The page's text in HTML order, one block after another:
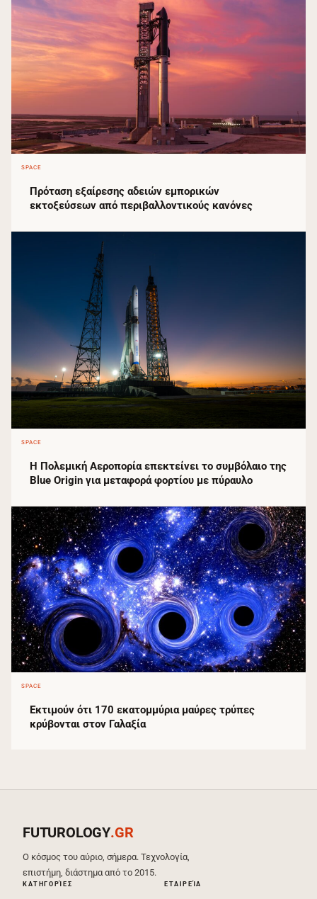
SPACE
Πρόταση εξαίρεσης αδειών εμπορικών
εκτοξεύσεων από περιβαλλοντικούς κανόνες
SPACE
Η Πολεμική Αεροπορία επεκτείνει το συμβόλαιο της
Blue Origin για μεταφορά φορτίου με πύραυλο
SPACE
Εκτιμούν ότι 170 εκατομμύρια μαύρες τρύπες
κρύβονται στον Γαλαξία
FUTUROLOGY.GR
Ο κόσμος του αύριο, σήμερα. Τεχνολογία,
επιστήμη, διάστημα από το 2015.
ΚΑΤΗΓΟΡΊΕΣ ΕΤΑΙΡΕΊΑ